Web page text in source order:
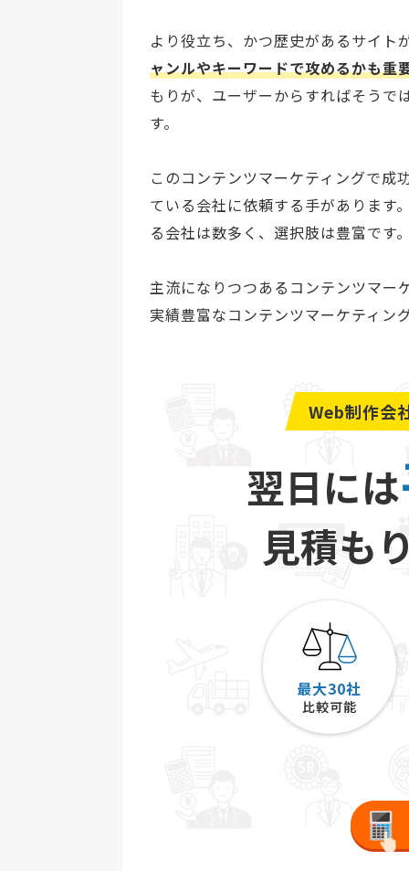
より役立ち、かつ歴史があるサイト
ャンルやキーワードで攻めるかも重
もりが、ユーザーからすればそうで
す。
このコンテンツマーケティングで成
ている会社に依頼する手があります
る会社は数多く、選択肢は豊富です。
主流になりつつあるコンテンツマー
実績豊富なコンテンツマーケティン
Web制作会
翌日には
見積も
最大30社
比較可能